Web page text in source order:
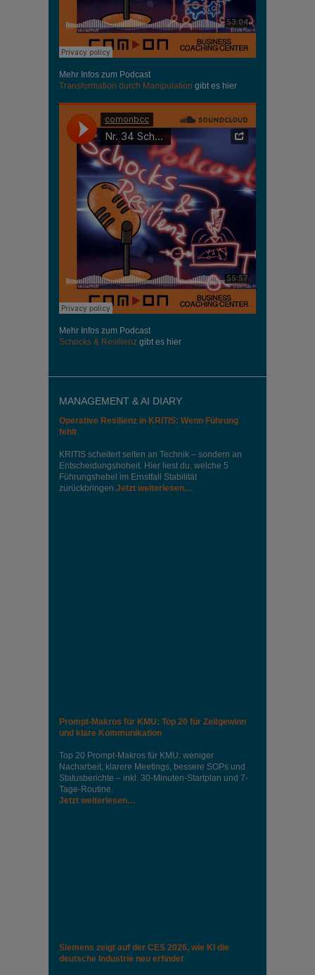
Mehr Infos zum Podcast
Transformation durch Manipulation gibt es hier
Mehr Infos zum Podcast
Schocks & Resilienz gibt es hier
MANAGEMENT & AI DIARY
Operative Resilienz in KRITIS: Wenn Führung
fehlt
KRITIS scheitert selten an Technik – sondern an
Entscheidungshoheit. Hier liest du, welche 5
Führungshebel im Ernstfall Stabilität
zurückbringen.Jetzt weiterlesen…
Prompt-Makros für KMU: Top 20 für Zeitgewinn
und klare Kommunikation
Top 20 Prompt-Makros für KMU: weniger
Nacharbeit, klarere Meetings, bessere SOPs und
Statusberichte – inkl. 30-Minuten-Startplan und 7-
Tage-Routine.
Jetzt weiterlesen…
Siemens zeigt auf der CES 2026, wie KI die
deutsche Industrie neu erfindet